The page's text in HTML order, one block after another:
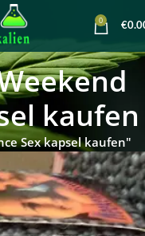
0
€
kaufen
Sex kapsel kaufen"